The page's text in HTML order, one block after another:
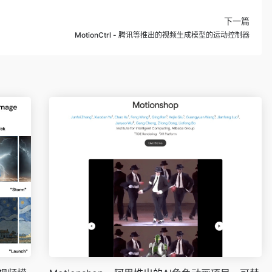
下一篇
MotionCtrl - 腾讯等推出的视频生成模型的运动控制器